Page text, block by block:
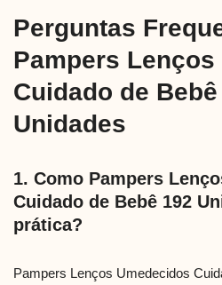
Perguntas
Pampers
Cuidado de Bebê
Unidades
1. Como Pampers
Cuidado de Bebê 192
prática?
Pampers Lenços Umedecidos